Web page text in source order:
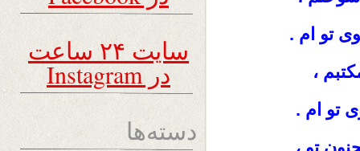
تو ام .
،
تو ام .
سایت ۲۴ ساعت
در Instagram
دسته‌ها